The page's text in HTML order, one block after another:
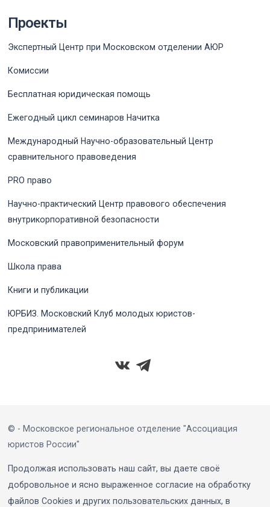
Проекты
Экспертный Центр при Московском отделении АЮР
Комиссии
Бесплатная юридическая помощь
Ежегодный цикл семинаров Начитка
Международный Научно-образовательный Центр
сравнительного правоведения
PRO право
Научно-практический Центр правового обеспечения
внутрикорпоративной безопасности
Московский правоприменительный форум
Школа права
Книги и публикации
ЮРБИЗ. Московский Клуб молодых юристов-
предпринимателей
© - Московское региональное отделение "Ассоциация
юристов России"
Продолжая использовать наш сайт, вы даете своё
добровольное и ясно выраженное согласие на обработку
файлов Cookies и других пользовательских данных, в